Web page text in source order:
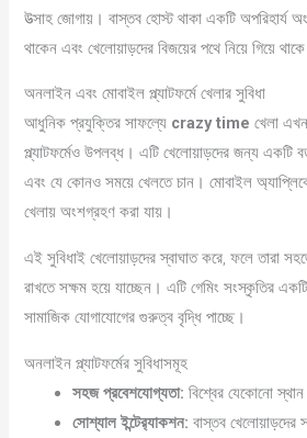
উত্সাহ জোগায়। বাস্তব হোস্ট থাকা একটি অপরিহার্য
থাকেন এবং খেলোয়াড়দের বিজয়ের পথে নিয়ে গিয়ে
অনলাইন এবং মোবাইল প্ল্যাটফর্মে খেলার সুবিধা
আধুনিক প্রযুক্তির সাফল্যে crazy time খেলা
প্ল্যাটফর্মেও উপলব্ধ। এটি খেলোয়াড়দের জন্য একটি
এবং যে কোনও সময়ে খেলতে চান। মোবাইল
খেলায় অংশগ্রহণ করা যায়।
এই সুবিধাই খেলোয়াড়দের স্বাঘাত করে, ফলে তারা
রাখতে সক্ষম হয়ে যাচ্ছেন। এটি গেমিং সংস্কৃতির
সামাজিক যোগাযোগের গুরুত্ব বৃদ্ধি পাচ্ছে।
অনলাইন প্ল্যাটফর্মের সুবিধাসমূহ
সহজ প্রবেশযোগ্যতা: বিশ্বের যেকোনো
সোশ্যাল ইন্টের‍্যাকশন: বাস্তব খেলোয়াড়দের